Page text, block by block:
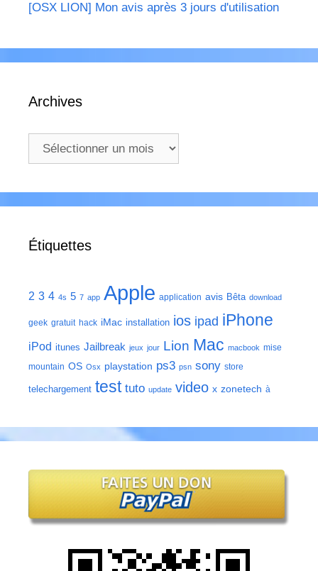
[OSX LION] Mon avis après 3 jours d'utilisation
Archives
Archives
Étiquettes
2 3 4 4s 5 7 app Apple application avis Bêta download
geek gratuit hack iMac installation ios ipad iPhone
iPod itunes Jailbreak jeux jour Lion Mac macbook mise
mountain OS Osx playstation ps3 psn sony store
telechargement test tuto update video x zonetech à